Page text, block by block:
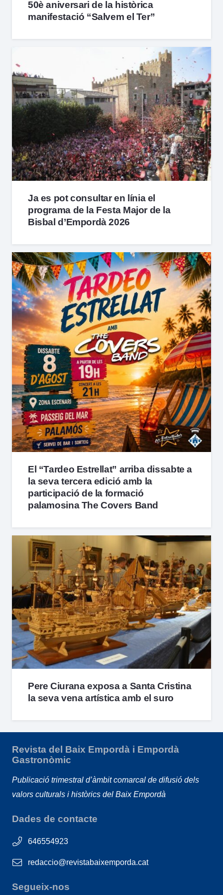
50è aniversari de la històrica
manifestació “Salvem el Ter”
Ja es pot consultar en línia el
programa de la Festa Major de la
Bisbal d’Empordà 2026
El “Tardeo Estrellat” arriba dissabte a
la seva tercera edició amb la
participació de la formació
palamosina The Covers Band
Pere Ciurana exposa a Santa Cristina
la seva vena artística amb el suro
Revista del Baix Empordà i Empordà
Gastronòmic
Publicació trimestral d’àmbit comarcal de difusió dels
valors culturals i històrics del Baix Empordà
Dades de contacte
646554923
redaccio@revistabaixemporda.cat
Segueix-nos